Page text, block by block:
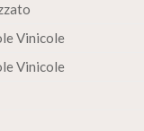
Vinicole
Vinicole